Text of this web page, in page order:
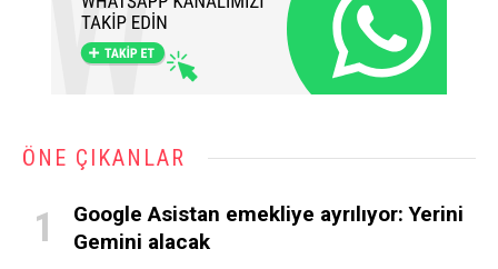
ÖNE ÇIKANLAR
Google Asistan emekliye ayrılıyor: Yerini
Gemini alacak